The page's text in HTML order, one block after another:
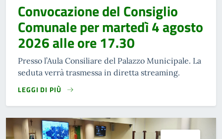
Convocazione del Consiglio
Comunale per martedì 4 agosto
2026 alle ore 17.30
Presso l’Aula Consiliare del Palazzo Municipale. La
seduta verrà trasmessa in diretta streaming.
LEGGI DI PIÙ